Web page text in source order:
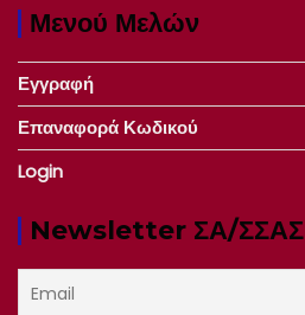
Μενού Μελών
Εγγραφή
Επαναφορά Κωδικού
Login
Newsletter ΣΑ/ΣΣΑΣ